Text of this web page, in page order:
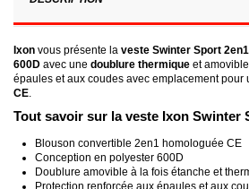
Ixon vous présente la veste Swinter Sport 2en1
600D avec une doublure thermique et
épaules et aux coudes avec emplacement pour
CE
Tout savoir sur la veste Ixon Swinter
Blouson convertible 2en1 homologuée CE
Conception en polyester 600D
Doublure amovible à la fois étanche et